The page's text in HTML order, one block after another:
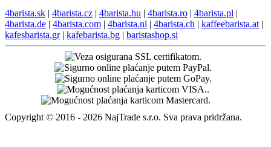
4barista.sk | 4barista.cz | 4barista.hu | 4barista.ro | 4barista.pl |
4barista.de | 4barista.com | 4barista.nl | 4barista.ch | kaffeebarista.at |
kafesbarista.gr| kafebarista.bg | baristashop.si
Copyright © 2016 - 2026 NajTrade s.r.o. Sva prava pridržana.